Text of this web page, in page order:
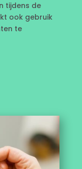
tijdens de
ook gebruik
te